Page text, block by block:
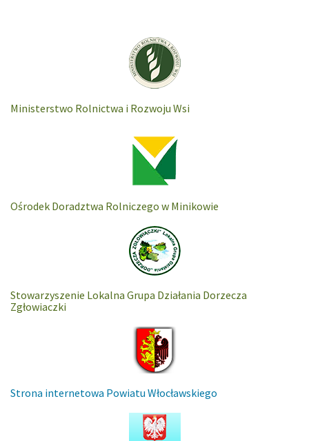
Ministerstwo Rolnictwa i Rozwoju Wsi
Ośrodek Doradztwa Rolniczego w Minikowie
Stowarzyszenie Lokalna Grupa Działania Dorzecza
Zgłowiaczki
Strona internetowa Powiatu Włocławskiego